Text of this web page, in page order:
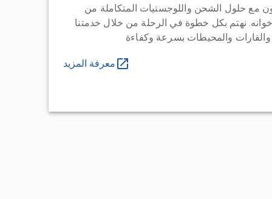
مع حلول الشحن واللوجستيات المتكاملة من
نهتم بكل خطوة في الرحلة من خلال خدمتنا
والقارات والمحيطات بسرعة وكفاءة
معرفة المزيد